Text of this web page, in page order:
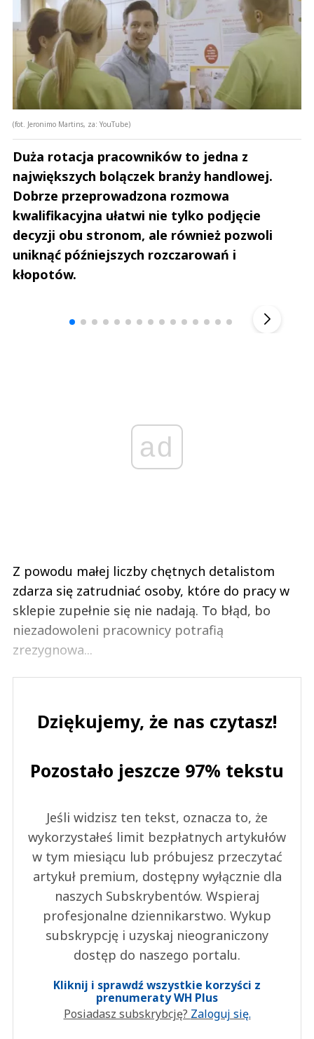
(fot. Jeronimo Martins, za: YouTube)
Duża rotacja pracowników to jedna z
największych bolączek branży handlowej.
Dobrze przeprowadzona rozmowa
kwalifikacyjna ułatwi nie tylko podjęcie
decyzji obu stronom, ale również pozwoli
uniknąć późniejszych rozczarowań i
kłopotów.
ad
Z powodu małej liczby chętnych detalistom
zdarza się zatrudniać osoby, które do pracy w
sklepie zupełnie się nie nadają. To błąd, bo
niezadowoleni pracownicy potrafią
zrezygnowa...
Dziękujemy, że nas czytasz!
Pozostało jeszcze 97% tekstu
Jeśli widzisz ten tekst, oznacza to, że
wykorzystałeś limit bezpłatnych artykułów
w tym miesiącu lub próbujesz przeczytać
artykuł premium, dostępny wyłącznie dla
naszych Subskrybentów. Wspieraj
profesjonalne dziennikarstwo. Wykup
subskrypcję i uzyskaj nieograniczony
dostęp do naszego portalu.
Kliknij i sprawdź wszystkie korzyści z
prenumeraty WH Plus
Posiadasz subskrybcję? Zaloguj się.